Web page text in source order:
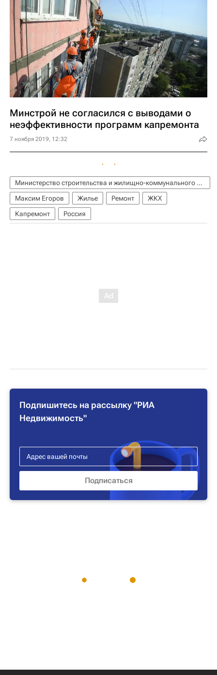
Минстрой не согласился с выводами о
неэффективности программ капремонта
7 ноября 2019, 12:32
Министерство строительства и жилищно-коммунального хозяйства РФ (Минстрой России)
Максим Егоров
Жилье Ремонт
ЖКХ
Капремонт
Россия
Подпишитесь на рассылку "РИА
Недвижимость"